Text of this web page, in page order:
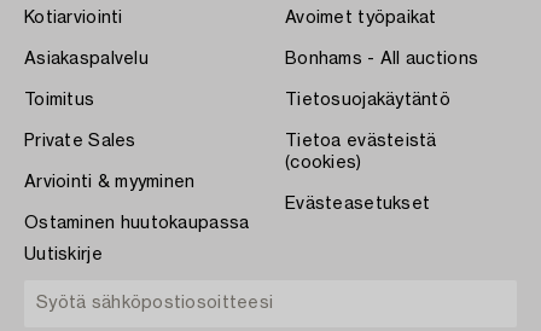
Kotiarviointi
Asiakaspalvelu
Toimitus
Private Sales
Arviointi & myyminen
Ostaminen huutokaupassa
Avoimet työpaikat
Bonhams - All auctions
Tietosuojakäytäntö
Tietoa evästeistä
(cookies)
Evästeasetukset
Uutiskirje